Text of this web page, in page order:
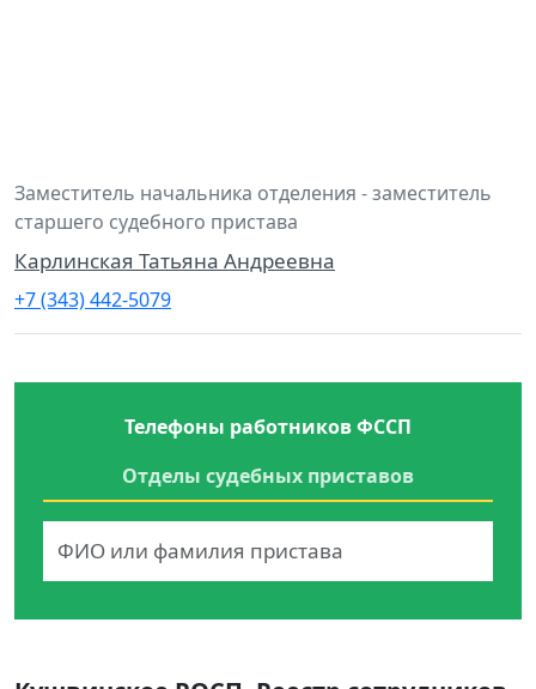
Заместитель начальника отделения - заместитель
старшего судебного пристава
Карлинская Татьяна Андреевна
+7 (343) 442-5079
Телефоны работников ФССП
Отделы судебных приставов